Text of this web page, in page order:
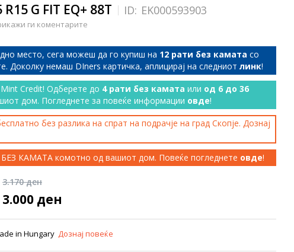
G FIT EQ+ 88T ID: EK000593903
ги коментарите
место, сега можеш да го купиш на 12 рати без камата со
Доколку немаш DIners картичка, аплицирај на следниот линк!
Credit! Одберете до 4 рати без камата или од 6 до 36
дом. Погледнете за повеќе информации овде!
без разлика на спрат на подрачје на град Скопје. Дознај
БЕЗ КАМАТА комотно од вашиот дом. Повеќе погледнете овде!
3.170 ден
3.000 ден
in Hungary Дознај повеќе